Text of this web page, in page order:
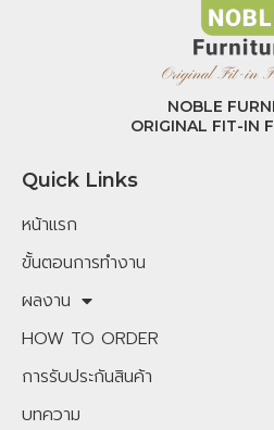
NOBLE
ORIGINAL FIT-IN
Quick Links
หน้าแรก
ขั้นตอนการทำงาน
ผลงาน
HOW TO ORDER
การรับประกันสินค้า
บทความ